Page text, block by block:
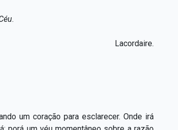
.
Lacordaire.
um coração para esclarecer. Onde irá